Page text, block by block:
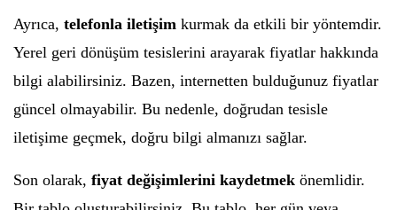
Ayrıca, telefonla iletişim kurmak da etkili bir yöntemdir.
Yerel geri dönüşüm tesislerini arayarak fiyatlar hakkında
bilgi alabilirsiniz. Bazen, internetten bulduğunuz fiyatlar
güncel olmayabilir. Bu nedenle, doğrudan tesisle
iletişime geçmek, doğru bilgi almanızı sağlar.
Son olarak, fiyat değişimlerini kaydetmek önemlidir.